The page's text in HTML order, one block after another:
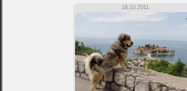
16.10.2011